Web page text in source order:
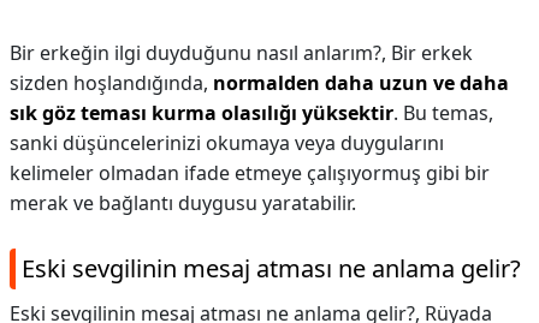
Bir erkeğin ilgi duyduğunu nasıl anlarım?, Bir erkek
sizden hoşlandığında, normalden daha uzun ve daha
sık göz teması kurma olasılığı yüksektir. Bu temas,
sanki düşüncelerinizi okumaya veya duygularını
kelimeler olmadan ifade etmeye çalışıyormuş gibi bir
merak ve bağlantı duygusu yaratabilir.
Eski sevgilinin mesaj atması ne anlama gelir?
Eski sevgilinin mesaj atması ne anlama gelir?, Rüyada